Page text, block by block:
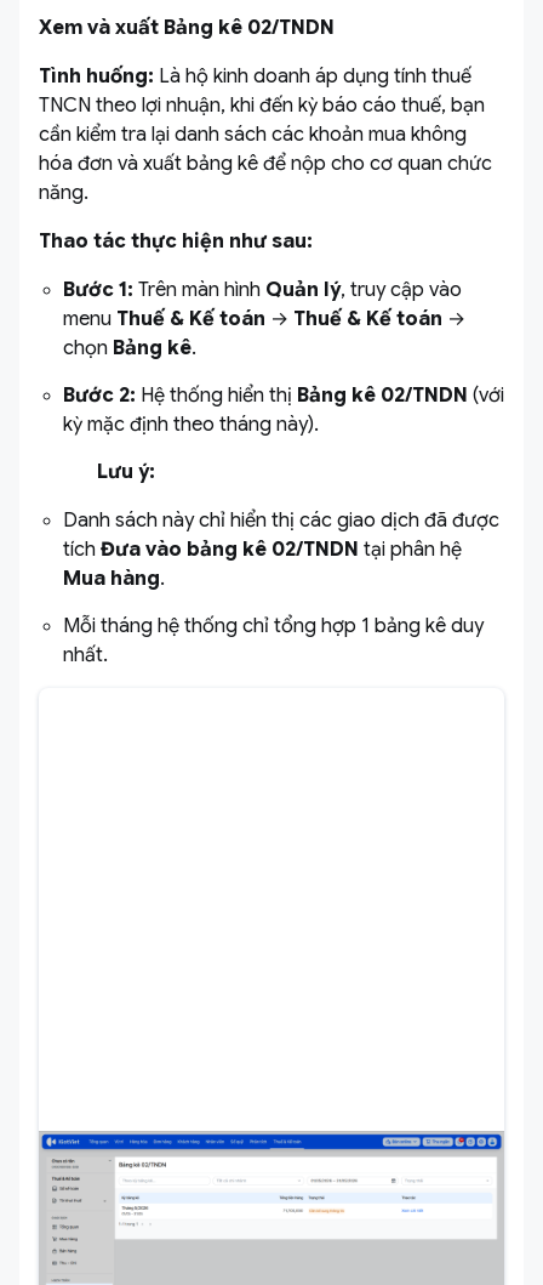
Xem và xuất Bảng kê 02/TNDN
Tình huống: Là hộ kinh doanh áp dụng tính thuế
TNCN theo lợi nhuận, khi đến kỳ báo cáo thuế, bạn
cần kiểm tra lại danh sách các khoản mua không
hóa đơn và xuất bảng kê để nộp cho cơ quan chức
năng.
Thao tác thực hiện như sau:
Bước 1: Trên màn hình Quản lý, truy cập vào
menu Thuế & Kế toán → Thuế & Kế toán →
chọn Bảng kê.
Bước 2: Hệ thống hiển thị Bảng kê 02/TNDN (với
kỳ mặc định theo tháng này).
Lưu ý:
Danh sách này chỉ hiển thị các giao dịch đã được
tích Đưa vào bảng kê 02/TNDN tại phân hệ
Mua hàng.
Mỗi tháng hệ thống chỉ tổng hợp 1 bảng kê duy
nhất.